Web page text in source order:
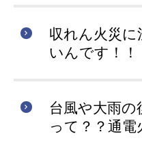
収れん火災に
いんです！！
台風や大雨の
って？？通電